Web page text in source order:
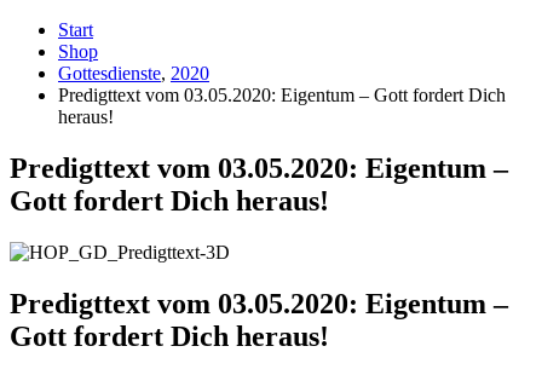
Start
Shop
Gottesdienste, 2020
Predigttext vom 03.05.2020: Eigentum – Gott fordert Dich
heraus!
Predigttext vom 03.05.2020: Eigentum –
Gott fordert Dich heraus!
Predigttext vom 03.05.2020: Eigentum –
Gott fordert Dich heraus!